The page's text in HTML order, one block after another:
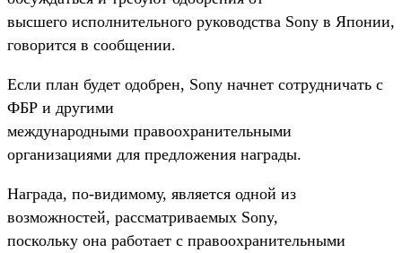
высшего исполнительного руководства Sony в Японии,
говорится в сообщении.
Если план будет одобрен, Sony начнет сотрудничать с
ФБР и другими
международными правоохранительными
организациями для предложения награды.
Награда, по-видимому, является одной из
возможностей, рассматриваемых Sony,
поскольку она работает с правоохранительными